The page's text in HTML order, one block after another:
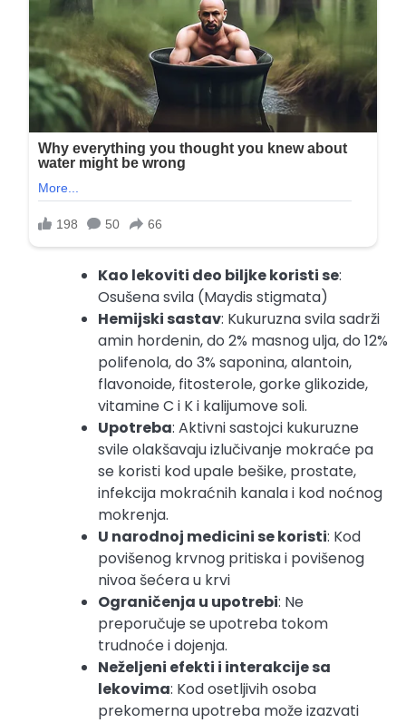
Kao lekoviti deo biljke koristi se:
Osušena svila (Maydis stigmata)
Hemijski sastav: Kukuruzna svila sadrži
amin hordenin, do 2% masnog ulja, do 12%
polifenola, do 3% saponina, alantoin,
flavonoide, fitosterole, gorke glikozide,
vitamine C i K i kalijumove soli.
Upotreba: Aktivni sastojci kukuruzne
svile olakšavaju izlučivanje mokraće pa
se koristi kod upale bešike, prostate,
infekcija mokraćnih kanala i kod noćnog
mokrenja.
U narodnoj medicini se koristi: Kod
povišenog krvnog pritiska i povišenog
nivoa šećera u krvi
Ograničenja u upotrebi: Ne
preporučuje se upotreba tokom
trudnoće i dojenja.
Neželjeni efekti i interakcije sa
lekovima: Kod osetljivih osoba
prekomerna upotreba može izazvati